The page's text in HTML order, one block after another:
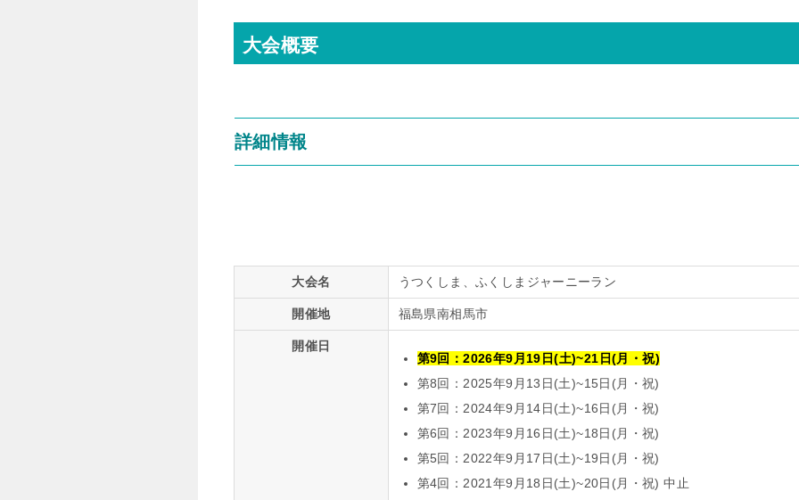
大会概要
詳細情報
大会名 うつくしま、ふくしまジャーニーラン
開催地 福島県南相馬市
開催日
第9回：2026年9月19日(土)~21日(月・祝)
第8回：2025年9月13日(土)~15日(月・祝)
第7回：2024年9月14日(土)~16日(月・祝)
第6回：2023年9月16日(土)~18日(月・祝)
第5回：2022年9月17日(土)~19日(月・祝)
第4回：2021年9月18日(土)~20日(月・祝) 中止